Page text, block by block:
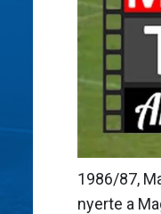
1986/87,
nyerte a